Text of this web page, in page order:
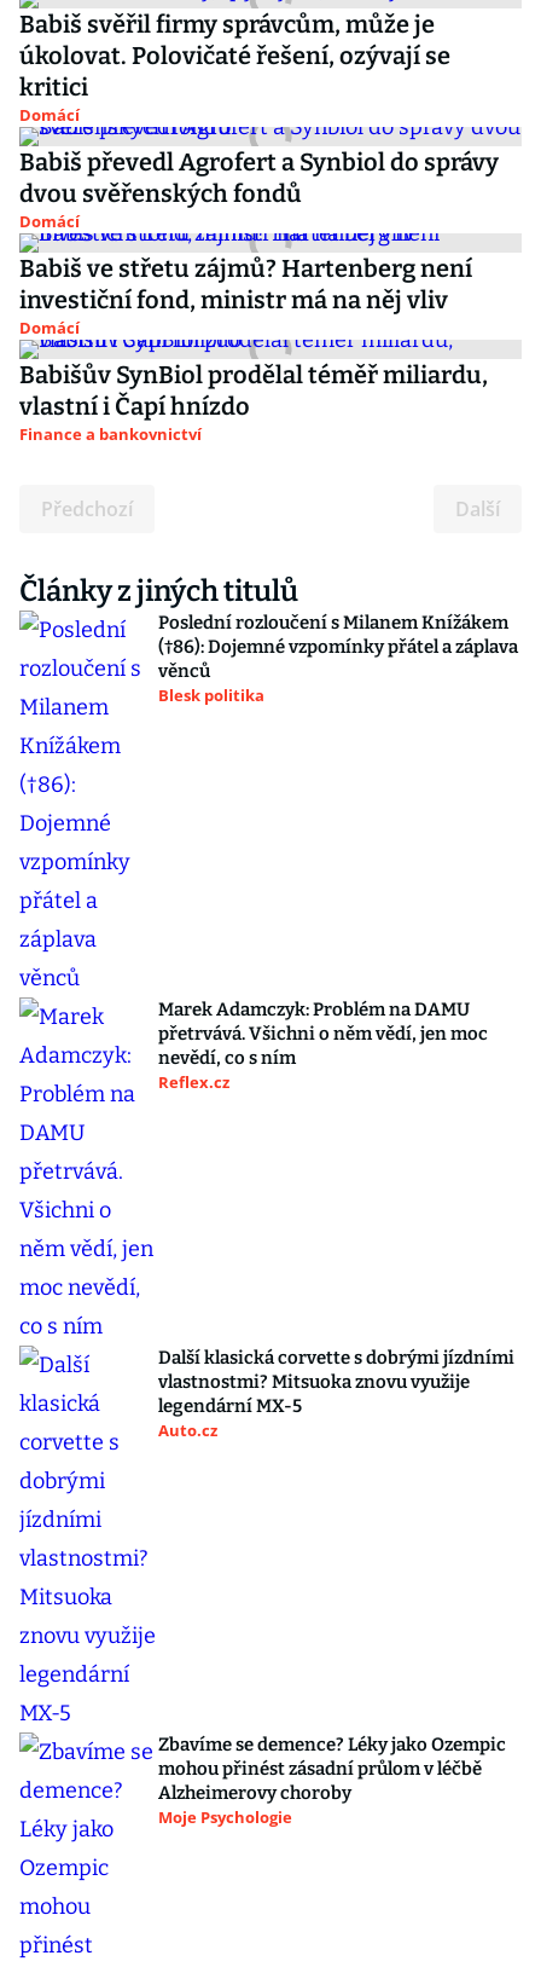
Babiš svěřil firmy správcům, může je
úkolovat. Polovičaté řešení, ozývají se
kritici
Domácí
Babiš převedl Agrofert a Synbiol do správy
dvou svěřenských fondů
Domácí
Babiš ve střetu zájmů? Hartenberg není
investiční fond, ministr má na něj vliv
Domácí
Babišův SynBiol prodělal téměř miliardu,
vlastní i Čapí hnízdo
Finance a bankovnictví
Předchozí Další
Články z jiných titulů
Poslední rozloučení s Milanem Knížákem
(†86): Dojemné vzpomínky přátel a záplava
věnců
Blesk politika
Marek Adamczyk: Problém na DAMU
přetrvává. Všichni o něm vědí, jen moc
nevědí, co s ním
Reflex.cz
Další klasická corvette s dobrými jízdními
vlastnostmi? Mitsuoka znovu využije
legendární MX-5
Auto.cz
Zbavíme se demence? Léky jako Ozempic
mohou přinést zásadní průlom v léčbě
Alzheimerovy choroby
Moje Psychologie